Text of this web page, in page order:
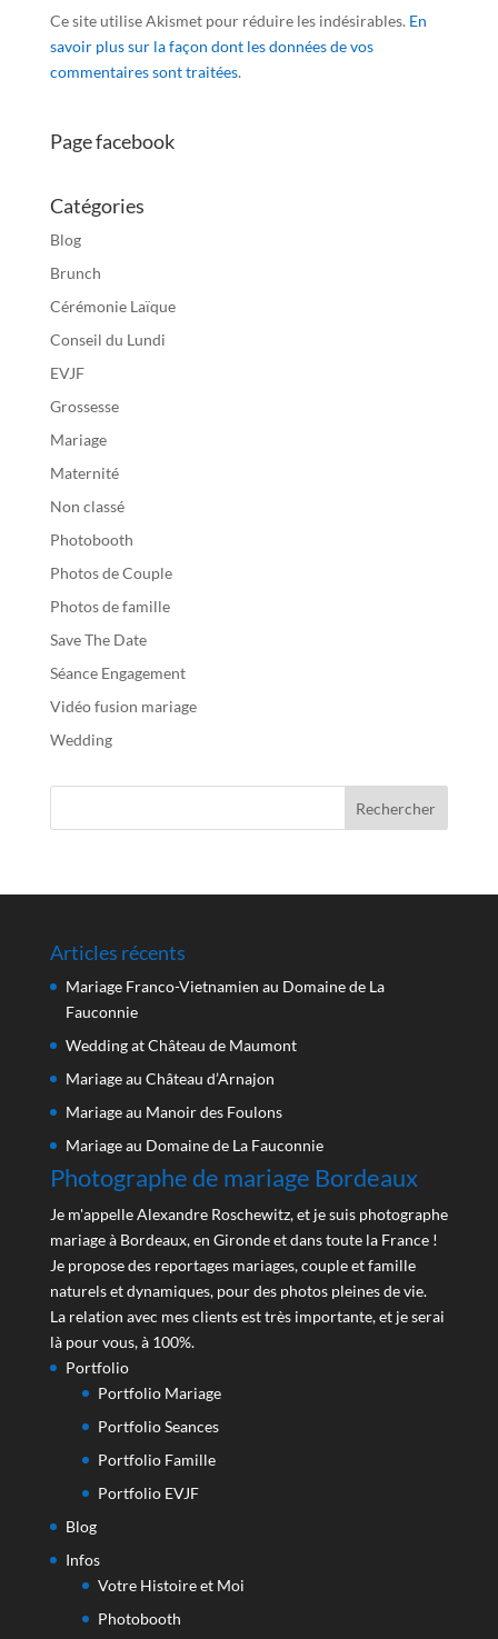
Ce site utilise Akismet pour réduire les indésirables. En
savoir plus sur la façon dont les données de vos
commentaires sont traitées.
Page facebook
Catégories
Blog
Brunch
Cérémonie Laïque
Conseil du Lundi
EVJF
Grossesse
Mariage
Maternité
Non classé
Photobooth
Photos de Couple
Photos de famille
Save The Date
Séance Engagement
Vidéo fusion mariage
Wedding
Articles récents
Mariage Franco-Vietnamien au Domaine de La
Fauconnie
Wedding at Château de Maumont
Mariage au Château d’Arnajon
Mariage au Manoir des Foulons
Mariage au Domaine de La Fauconnie
Photographe de mariage Bordeaux
Je m'appelle Alexandre Roschewitz, et je suis photographe
mariage à Bordeaux, en Gironde et dans toute la France !
Je propose des reportages mariages, couple et famille
naturels et dynamiques, pour des photos pleines de vie.
La relation avec mes clients est très importante, et je serai
là pour vous, à 100%.
Portfolio
Portfolio Mariage
Portfolio Seances
Portfolio Famille
Portfolio EVJF
Blog
Infos
Votre Histoire et Moi
Photobooth